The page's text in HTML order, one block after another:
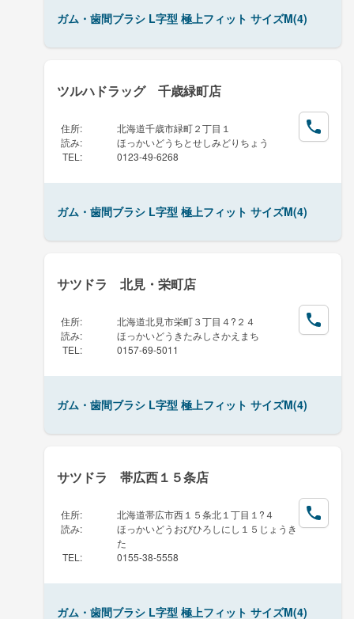
ガム・歯間ブラシ L字型 極上フィット サイズM(4)
ツルハドラッグ 千歳緑町店
住所:
北海道千歳市緑町２丁目１
読み:
ほっかいどうちとせしみどりちょう
TEL : 0123-49-6268
ガム・歯間ブラシ L字型 極上フィット サイズM(4)
サツドラ 北見・栄町店
住所:
北海道北見市栄町３丁目４?２４
読み:
ほっかいどうきたみしさかえまち
TEL : 0157-69-5011
ガム・歯間ブラシ L字型 極上フィット サイズM(4)
サツドラ 帯広西１５条店
住所:
北海道帯広市西１５条北１丁目１?４
読み:
ほっかいどうおびひろしにし１５じょうき
た
TEL : 0155-38-5558
ガム・歯間ブラシ L字型 極上フィット サイズM(4)